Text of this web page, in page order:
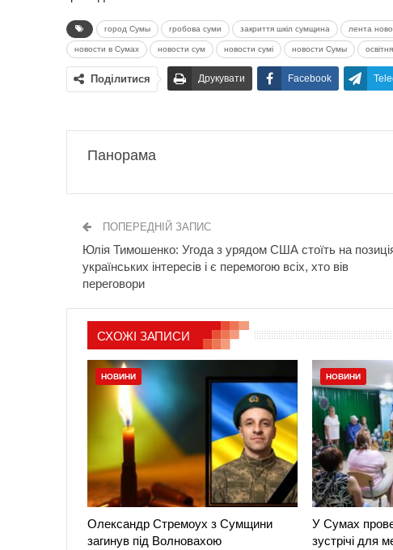
город Сумы гробова суми закриття шкіл сумщина лента
новости в Сумах новости сум новости сумі новости Сумы
Поділитися Друкувати Facebook
Панорама
ПОПЕРЕДНІЙ ЗАПИС
Юлія Тимошенко: Угода з урядом США стоїть на
українських інтересів і є перемогою всіх, хто вів
переговори
СХОЖІ ЗАПИСИ
НОВИНИ
Олександр Стремоух з Сумщини
загинув під Волновахою
НОВИНИ
У Сумах
зустрічі для